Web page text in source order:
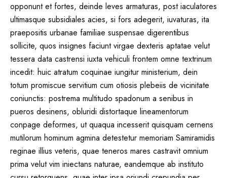
opponunt et fortes, deinde leves armaturas, post iaculatores
ultimasque subsidiales acies, si fors adegerit, iuvaturas, ita
praepositis urbanae familiae suspensae digerentibus
sollicite, quos insignes faciunt virgae dexteris aptatae velut
tessera data castrensi iuxta vehiculi frontem omne textrinum
incedit: huic atratum coquinae iungitur ministerium, dein
totum promiscue servitium cum otiosis plebeiis de vicinitate
coniunctis: postrema multitudo spadonum a senibus in
pueros desinens, obluridi distortaque lineamentorum
conpage deformes, ut quaqua incesserit quisquam cernens
mutilorum hominum agmina detestetur memoriam Samiramidis
reginae illius veteris, quae teneros mares castravit omnium
prima velut vim iniectans naturae, eandemque ab instituto